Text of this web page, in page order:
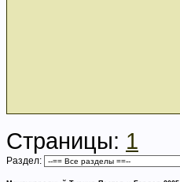
Страницы: 1
Раздел: